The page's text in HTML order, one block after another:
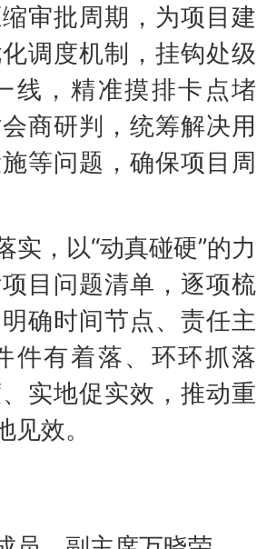
审批周期，为项目建
调度机制，挂钩处级
线，精准摸排卡点堵
商研判，统筹解决用
等问题，确保项目周
，以“动真碰硬”的力
目问题清单，逐项梳
确时间节点、责任主
件有着落、环环抓落
实地促实效，推动重
效。